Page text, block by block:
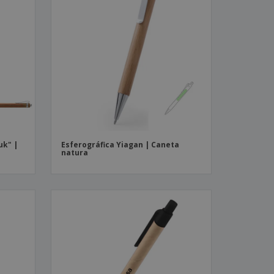
| Esferográfica Yiagan | Caneta
natura